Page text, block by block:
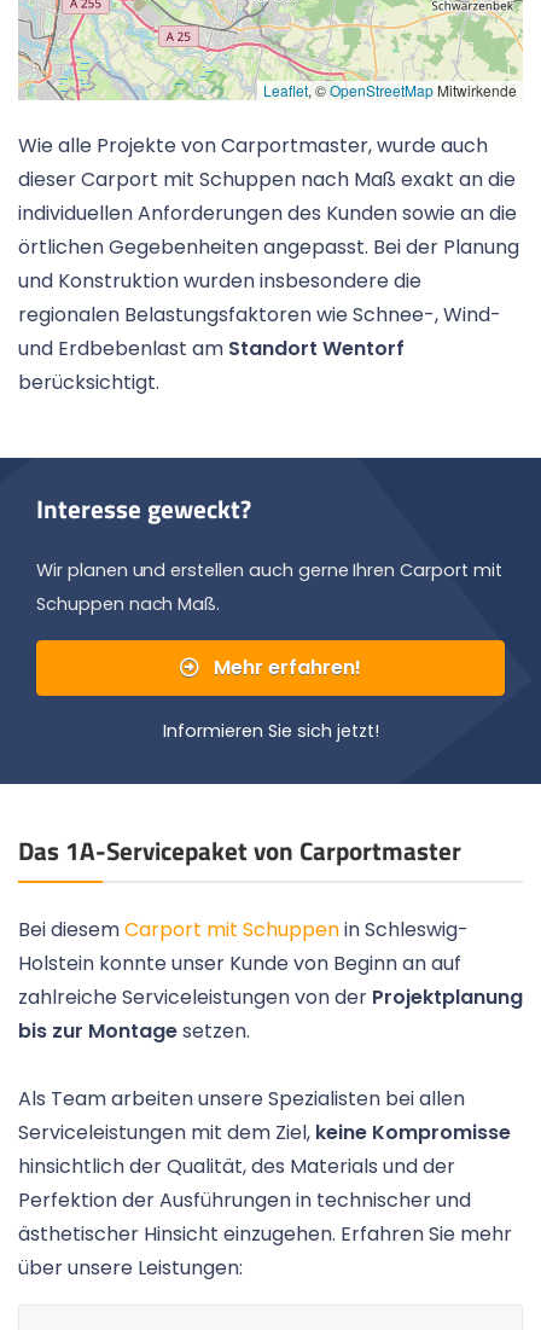
Leaflet, ©OpenStreetMapMitwirkende
Wie alle Projekte von Carportmaster, wurde auch
dieser Carport mit Schuppen nach Maß exakt an die
individuellen Anforderungen des Kunden sowie an die
örtlichen Gegebenheiten angepasst. Bei der Planung
und Konstruktion wurden insbesondere die
regionalen Belastungsfaktoren wie Schnee-, Wind-
und Erdbebenlast am Standort Wentorf
berücksichtigt.
Interesse geweckt?
Wir planen und erstellen auch gerne Ihren Carport mit
Schuppen nach Maß.
Mehr erfahren!
Informieren Sie sich jetzt!
Das 1A-Servicepaket von Carportmaster
Bei diesemCarport mit Schuppenin Schleswig-
Holstein konnte unser Kunde von Beginn an auf
zahlreiche Serviceleistungen von der Projektplanung
bis zur Montagesetzen.
Als Team arbeiten unsere Spezialisten bei allen
Serviceleistungen mit dem Ziel, keine Kompromisse
hinsichtlich der Qualität, des Materials und der
Perfektion der Ausführungen in technischer und
ästhetischer Hinsicht einzugehen. Erfahren Sie mehr
über unsere Leistungen: